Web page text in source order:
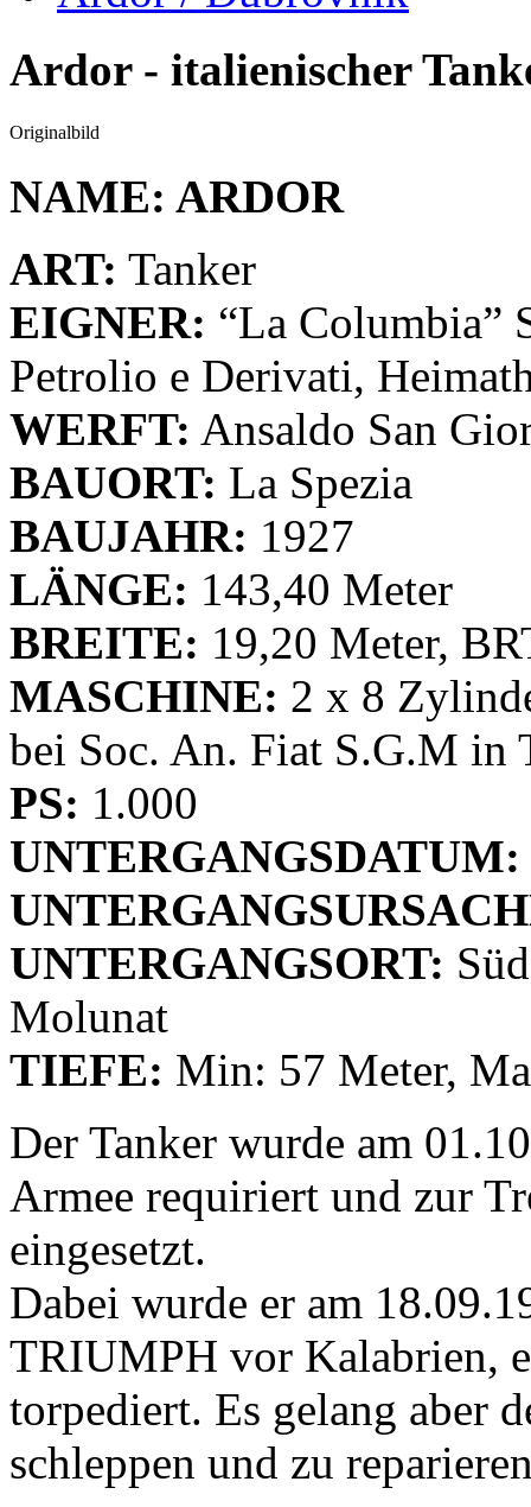
Ardor - italienischer
Originalbild
NAME: ARDOR
ART: Tanker
EIGNER: “La Columbia”
Petrolio e Derivati,
WERFT: Ansaldo San
BAUORT: La Spezia
BAUJAHR: 1927
LÄNGE: 143,40 Meter
BREITE: 19,20 Meter,
MASCHINE: 2 x 8
bei Soc. An. Fiat S.G.M in
PS: 1.000
UNTERGANGSDATUM:
UNTERGANGSORT:
Molunat
TIEFE: Min: 57 Meter,
Der Tanker wurde am
Armee requiriert und zur
eingesetzt.
Dabei wurde er am
TRIUMPH vor Kalabrien,
torpediert. Es gelang aber
schleppen und zu